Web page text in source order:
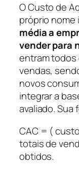
O Custo de
próprio nome
média a
vender para
entram todos
vendas,
novos
integrar a
avaliado. Sua
CAC = (
totais de
obtidos.